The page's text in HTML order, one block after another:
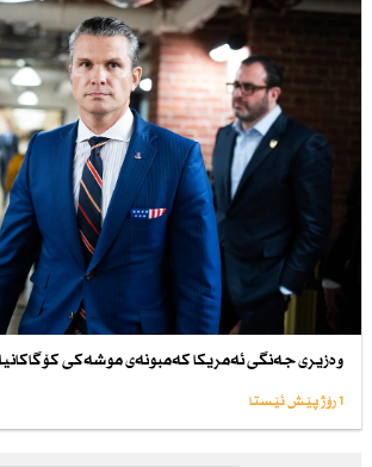
وەزیری جەنگی ئەمریكا كەمبونەی موشەكی
1 رۆژ پێش ئێستا